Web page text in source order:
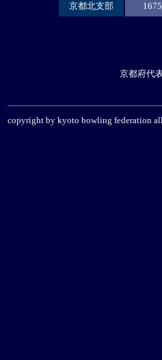
京都北支部 1675
京都府代
copyright by kyoto bowling